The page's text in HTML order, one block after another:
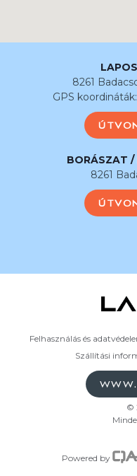
8261
GPS koordináták:
BORÁSZAT /
8261
Felhasználás és
Szállítási
©
Powered by